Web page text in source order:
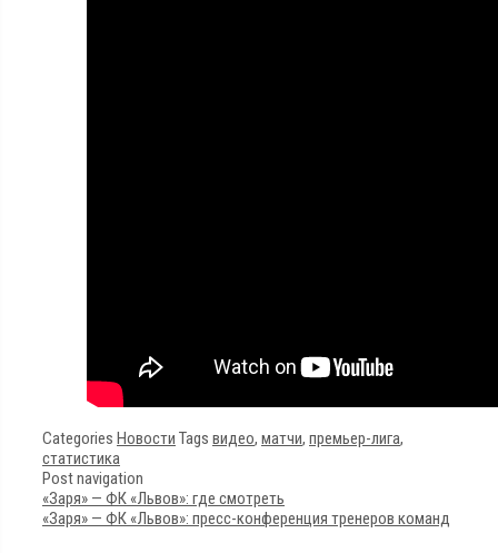
Categories Новости Tags видео, матчи, премьер-лига,
статистика
Post navigation
«Заря» — ФК «Львов»: где смотреть
«Заря» — ФК «Львов»: пресс-конференция тренеров команд